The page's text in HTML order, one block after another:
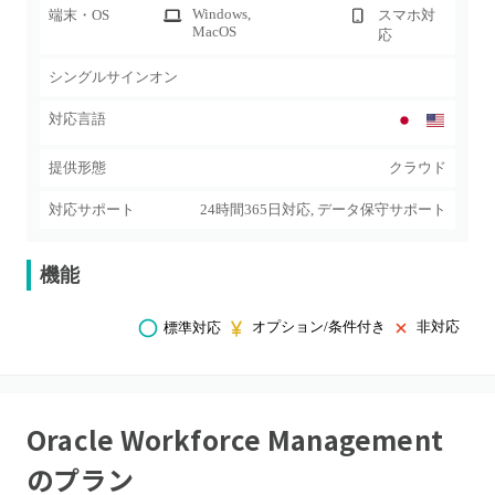
端末・OS Windows,
MacOS
スマホ対
応
シングルサインオン
対応言語
提供形態 クラウド
対応サポート 24時間365日対応, データ保守サポート
機能
標準対応 オプション/条件付き 非対応
Oracle Workforce Management
のプラン